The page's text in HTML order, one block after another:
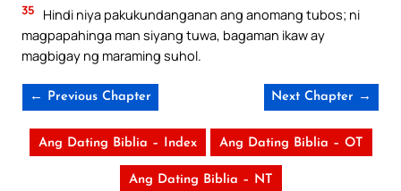
35
Hindi niya pakukundanganan ang anomang tubos; ni
magpapahinga man siyang tuwa, bagaman ikaw ay
magbigay ng maraming suhol.
← Previous Chapter Next Chapter →
Ang Dating Biblia – Index Ang Dating Biblia – OT
Ang Dating Biblia – NT